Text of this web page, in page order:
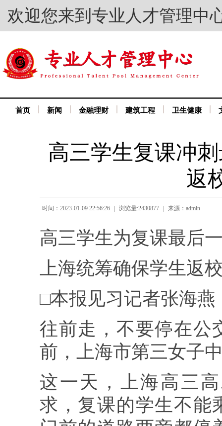
欢迎您来到专业人才管理中
首页 新闻 金融理财 建筑工程 卫生健康
高三学生复课冲
返
时间：2023-01-09 22:56:26 浏览量:2430877 来源：admin
高三学生为复课最后
上海统筹确保学生返
□本报见习记者张海燕
往前走，不要停在公
前，上海市第三女子
这一天，上海高三
求，复课的学生不能